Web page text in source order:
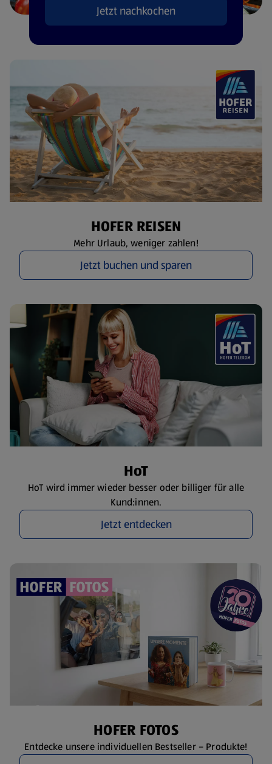
Jetzt nachkochen
HOFER REISEN
Mehr Urlaub, weniger zahlen!
Jetzt buchen und sparen
HoT
HoT wird immer wieder besser oder billiger für alle
Kund:innen.
Jetzt entdecken
HOFER FOTOS
Entdecke unsere individuellen Bestseller – Produkte!